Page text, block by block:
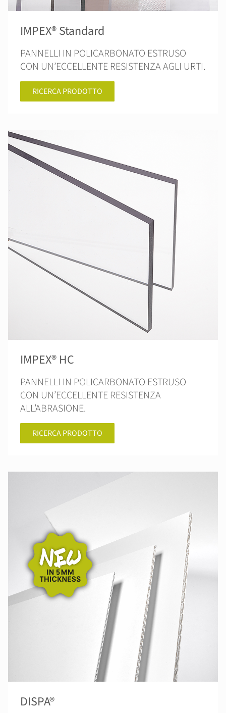
IMPEX® Standard
PANNELLI IN POLICARBONATO ESTRUSO
CON UN’ECCELLENTE RESISTENZA AGLI URTI.
RICERCA PRODOTTO
IMPEX® HC
PANNELLI IN POLICARBONATO ESTRUSO
CON UN’ECCELLENTE RESISTENZA
ALL’ABRASIONE.
RICERCA PRODOTTO
DISPA®